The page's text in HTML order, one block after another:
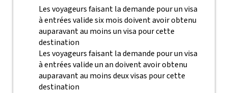
Les voyageurs faisant la demande pour un visa
à entrées valide six mois doivent avoir obtenu
auparavant au moins un visa pour cette
destination
Les voyageurs faisant la demande pour un visa
à entrées valide un an doivent avoir obtenu
auparavant au moins deux visas pour cette
destination